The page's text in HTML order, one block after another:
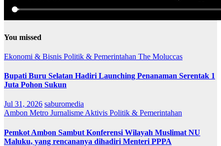
You missed
Ekonomi & Bisnis Politik & Pemerintahan The Moluccas
Bupati Buru Selatan Hadiri Launching Penanaman Serentak 1
Juta Pohon Sukun
Jul 31, 2026 saburomedia
Ambon Metro Jurnalisme Aktivis Politik & Pemerintahan
Pemkot Ambon Sambut Konferensi Wilayah Muslimat NU
Maluku, yang rencananya dihadiri Menteri PPPA